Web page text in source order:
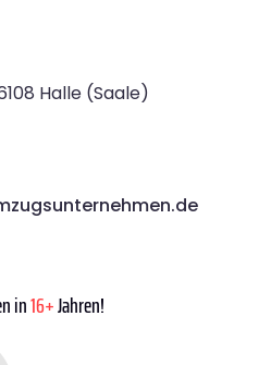
Halle (Saale)
in16+Jahren!